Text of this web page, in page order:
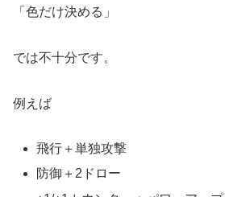
「色だけ決める」
では不十分です。
例えば
飛行＋単独攻撃
防御＋2ドロー